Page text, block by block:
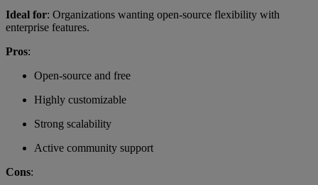
Ideal for: Organizations wanting open-source flexibility with
enterprise features.
Pros:
Open-source and free
Highly customizable
Strong scalability
Active community support
Cons: